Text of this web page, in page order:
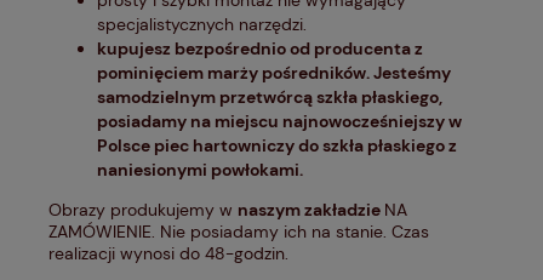
specjalistycznych narzędzi.
kupujesz bezpośrednio od producenta z
pominięciem marży pośredników. Jesteśmy
samodzielnym przetwórcą szkła płaskiego,
posiadamy na miejscu najnowocześniejszy w
Polsce piec hartowniczy do szkła płaskiego z
naniesionymi powłokami.
Obrazy produkujemy w naszym zakładzie NA
ZAMÓWIENIE. Nie posiadamy ich na stanie. Czas
realizacji wynosi do 48-godzin.